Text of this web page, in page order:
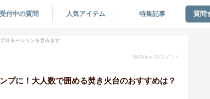
受付中の質問 人気アイテム 特集記事 質問
ロモーションを含みます
363View 23 コメント
プに！大人数で囲める焚き火台のおすすめは？